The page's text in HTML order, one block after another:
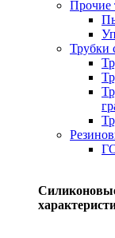
Прочие
Трубки